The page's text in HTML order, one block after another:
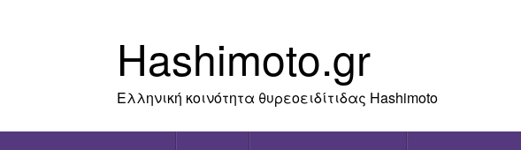
Hashimoto.gr
Ελληνική κοινότητα θυρεοειδίτιδας Hashimoto